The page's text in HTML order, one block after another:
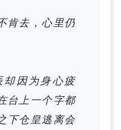
肯去，心里仍
却因为身心疲
台上一个字都
下仓皇逃离会